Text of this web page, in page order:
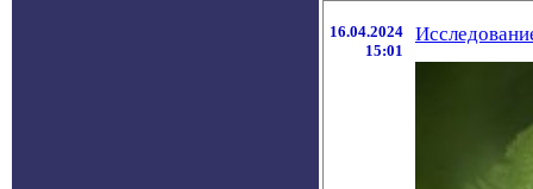
16.04.2024
15:01